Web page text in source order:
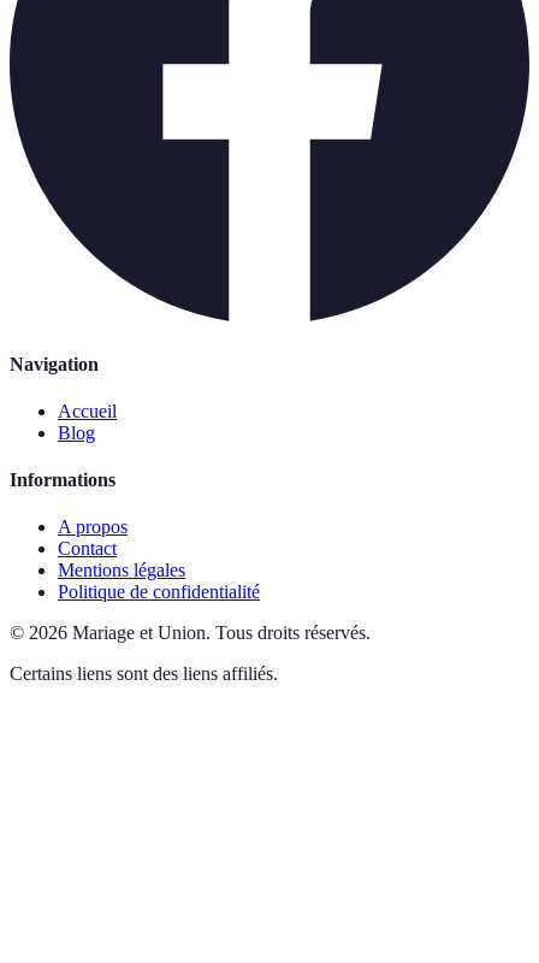
Navigation
Accueil
Blog
Informations
A propos
Contact
Mentions légales
Politique de confidentialité
© 2026 Mariage et Union. Tous droits réservés.
Certains liens sont des liens affiliés.